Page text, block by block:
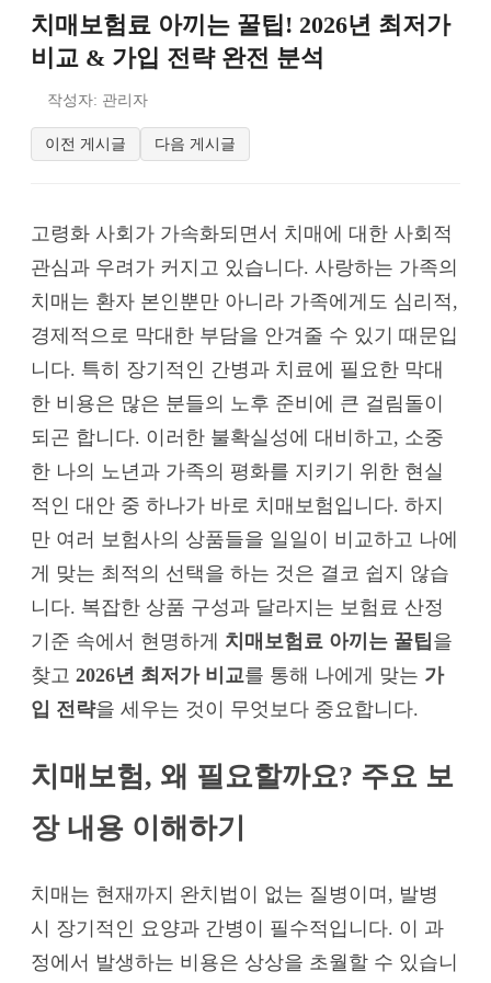
치매보험료 아끼는 꿀팁! 2026년 최저가
비교 & 가입 전략 완전 분석
작성자: 관리자
이전 게시글 다음 게시글
고령화 사회가 가속화되면서 치매에 대한 사회적
관심과 우려가 커지고 있습니다. 사랑하는 가족의
치매는 환자 본인뿐만 아니라 가족에게도 심리적,
경제적으로 막대한 부담을 안겨줄 수 있기 때문입
니다. 특히 장기적인 간병과 치료에 필요한 막대
한 비용은 많은 분들의 노후 준비에 큰 걸림돌이
되곤 합니다. 이러한 불확실성에 대비하고, 소중
한 나의 노년과 가족의 평화를 지키기 위한 현실
적인 대안 중 하나가 바로 치매보험입니다. 하지
만 여러 보험사의 상품들을 일일이 비교하고 나에
게 맞는 최적의 선택을 하는 것은 결코 쉽지 않습
니다. 복잡한 상품 구성과 달라지는 보험료 산정
기준 속에서 현명하게 치매보험료 아끼는 꿀팁을
찾고 2026년 최저가 비교를 통해 나에게 맞는 가
입 전략을 세우는 것이 무엇보다 중요합니다.
치매보험, 왜 필요할까요? 주요 보
장 내용 이해하기
치매는 현재까지 완치법이 없는 질병이며, 발병
시 장기적인 요양과 간병이 필수적입니다. 이 과
정에서 발생하는 비용은 상상을 초월할 수 있습니